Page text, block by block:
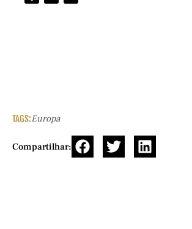
TAGS:Europa
Compartilhar: